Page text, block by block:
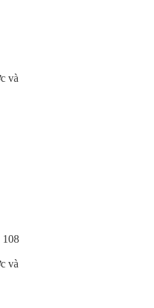
và
108
và